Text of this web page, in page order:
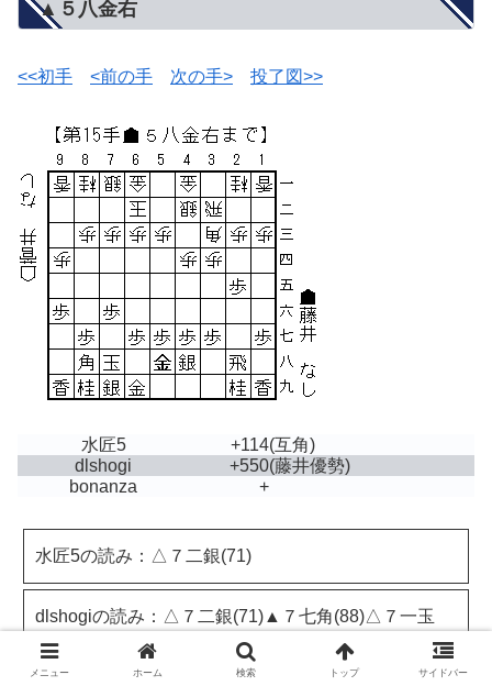
▲５八金右
<<初手 <前の手 次の手> 投了図>>
水匠5 +114(互角)
dlshogi
+550(藤井優勢)
bonanza
+
水匠5の読み：△７二銀(71)
dlshogiの読み：△７二銀(71)▲７七角(88)△７一玉
(62)▲８八玉(7
メニュー ホーム 検索 トップ サイドバー